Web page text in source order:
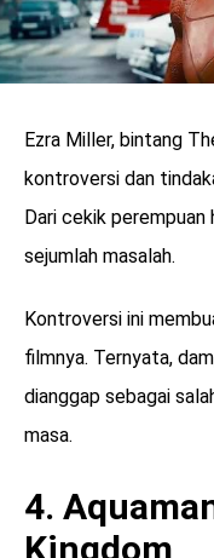
Ezra Miller, bintang
kontroversi dan
Dari cekik perempuan
sejumlah masalah.
Kontroversi ini
filmnya. Ternyata,
dianggap sebagai
masa.
4.
Kingdom